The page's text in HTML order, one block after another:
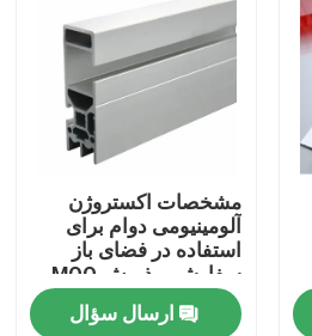
مشخصات اکستروژن
آلومینیومی دوام برای
استفاده در فضای باز
سفارشی پذیرش MOQ
ارسال سؤال